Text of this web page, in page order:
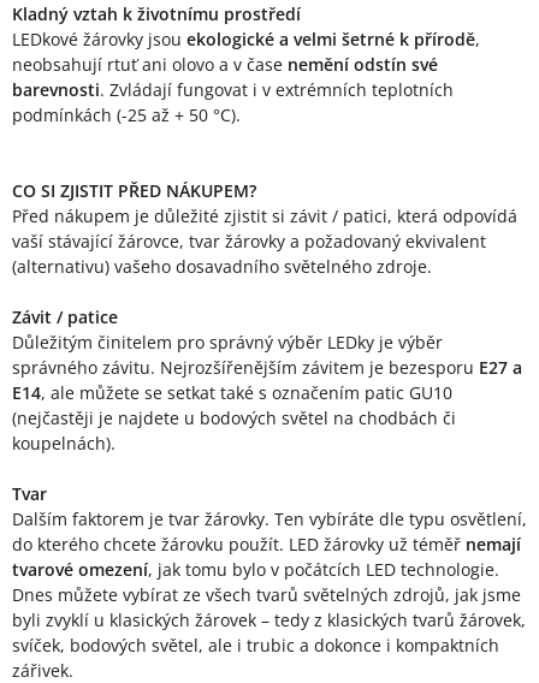
Kladný vztah k životnímu prostředí
LEDkové žárovky jsou ekologické a velmi šetrné k přírodě,
neobsahují rtuť ani olovo a v čase nemění odstín své
barevnosti. Zvládají fungovat i v extrémních teplotních
podmínkách (-25 až + 50 °C).
CO SI ZJISTIT PŘED NÁKUPEM?
Před nákupem je důležité zjistit si závit / patici, která odpovídá
vaší stávající žárovce, tvar žárovky a požadovaný ekvivalent
(alternativu) vašeho dosavadního světelného zdroje.
Závit / patice
Důležitým činitelem pro správný výběr LEDky je výběr
správného závitu. Nejrozšířenějším závitem je bezesporu E27 a
E14, ale můžete se setkat také s označením patic GU10
(nejčastěji je najdete u bodových světel na chodbách či
koupelnách).
Tvar
Dalším faktorem je tvar žárovky. Ten vybíráte dle typu osvětlení,
do kterého chcete žárovku použít. LED žárovky už téměř nemají
tvarové omezení, jak tomu bylo v počátcích LED technologie.
Dnes můžete vybírat ze všech tvarů světelných zdrojů, jak jsme
byli zvyklí u klasických žárovek – tedy z klasických tvarů žárovek,
svíček, bodových světel, ale i trubic a dokonce i kompaktních
zářivek.